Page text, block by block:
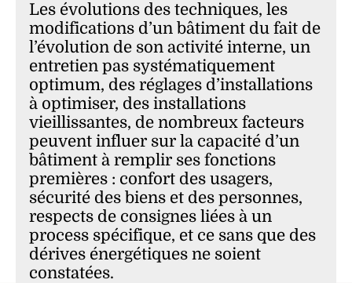
Les évolutions des techniques, les
modifications d’un bâtiment du fait de
l’évolution de son activité interne, un
entretien pas systématiquement
optimum, des réglages d’installations
à optimiser, des installations
vieillissantes, de nombreux facteurs
peuvent influer sur la capacité d’un
bâtiment à remplir ses fonctions
premières : confort des usagers,
sécurité des biens et des personnes,
respects de consignes liées à un
process spécifique, et ce sans que des
dérives énergétiques ne soient
constatées.